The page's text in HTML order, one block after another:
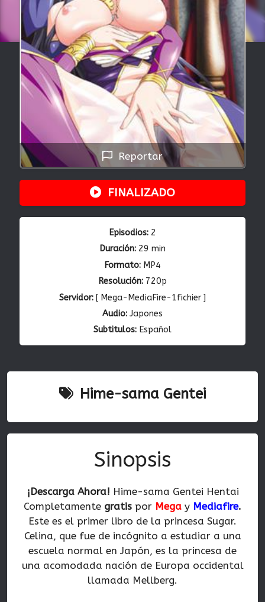
Reportar
FINALIZADO
Episodios: 2
Duración: 29 min
Formato: MP4
Resolución: 720p
Servidor: [ Mega-MediaFire-1fichier ]
Audio: Japones
Subtitulos: Español
Hime-sama Gentei
Sinopsis
¡Descarga Ahora! Hime-sama Gentei Hentai
Completamente gratis por Mega y Mediafire.
Este es el primer libro de la princesa Sugar.
Celina, que fue de incógnito a estudiar a una
escuela normal en Japón, es la princesa de
una acomodada nación de Europa occidental
llamada Mellberg.